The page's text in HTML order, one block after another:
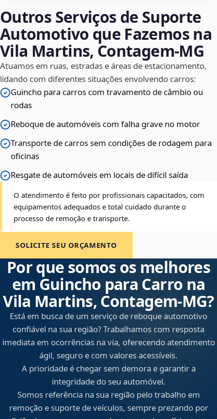
Outros Serviços de Suporte
Automotivo que Fazemos na
Vila Martins, Contagem‑MG
Atuamos em ruas, estradas e áreas de estacionamento,
lidando com diferentes situações envolvendo carros:
Guincho para carros com travamento de câmbio ou
rodas
Reboque de automóveis com falha grave no motor
Transporte de carros sem condições de rodagem para
oficinas
Resgate de automóveis em locais de difícil saída
O atendimento é feito por profissionais capacitados, com
equipamentos adequados e total cuidado durante o
processo de remoção e transporte.
SOLICITE SEU ORÇAMENTO
Por que somos os melhores
em Guincho para Carro na
Vila Martins, Contagem‑MG?
Está em busca de um serviço de reboque automotivo
confiável na sua região? Trabalhamos com resposta
imediata em ocorrências na via, oferecendo atendimento
ágil, seguro e com valores acessíveis.
A prioridade é chegar sem demora e garantir a
integridade do seu automóvel.
Somos referência na sua região pelo trabalho em
remoção e suporte de veículos, sempre prezando por